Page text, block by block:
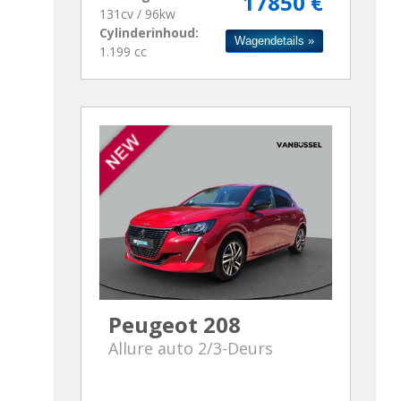
131cv / 96kw
Cylinderinhoud:
1.199 cc
Wagendetails »
Peugeot 208
Allure auto 2/3-Deurs